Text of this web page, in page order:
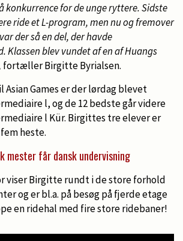
konkurrence for de unge ryttere. Sidste
ride et L-program, men nu og fremover
der så en del, der havde
Klassen blev vundet af en af Huangs
fortæller Birgitte Byrialsen.
Games er der lørdag blevet
l, og de 12 bedste går videre
l Kür. Birgittes tre elever er
heste.
mester får dansk undervisning
viser Birgitte rundt i de store forhold
og er bl.a. på besøg på fjerde etage
en ridehal med fire store ridebaner!